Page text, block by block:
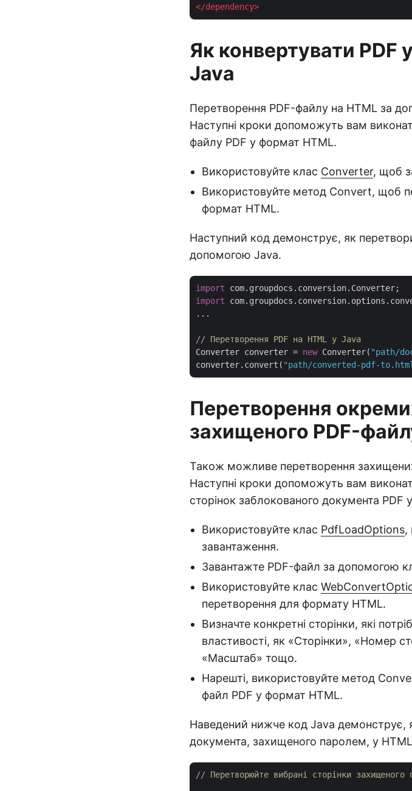
</dependency>
Як конвертувати PDF
Java
Перетворення PDF-файлу на HTML за
Наступні кроки допоможуть вам
файлу PDF у формат HTML.
Використовуйте клас Converter, щоб
Використовуйте метод Convert, щоб
формат HTML.
Наступний код демонструє, як
допомогою Java.
import
import
...
// Перетворення PDF на HTML у Java
Converter converter = new Converter( "path/
converter.convert( "path/converted-pdf-
Перетворення
захищеного PDF-
Також можливе перетворення
Наступні кроки допоможуть вам
сторінок заблокованого документа
Використовуйте клас PdfLoadOptions,
завантаження.
Завантажте PDF-файл за допомогою
Використовуйте клас
перетворення для формату HTML.
Визначте конкретні сторінки, які
властивості, як «Сторінки», «Номер
«Масштаб» тощо.
Нарешті, використовуйте метод
файл PDF у формат HTML.
Наведений нижче код Java демонструє,
документа, захищеного паролем, у
// Перетворюйте вибрані сторінки захищеного